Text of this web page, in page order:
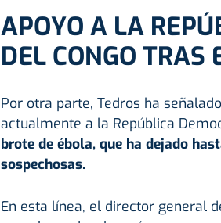
APOYO A LA
DEL CONGO TRAS
Por otra parte, Tedros ha
actualmente a la República
brote de ébola, que ha dejado
sospechosas.
En esta línea, el director general